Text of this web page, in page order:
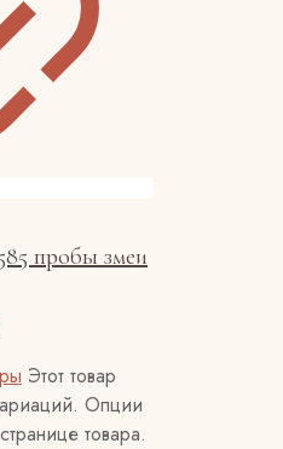
пробы змеи
Этот товар
Опции
товара.